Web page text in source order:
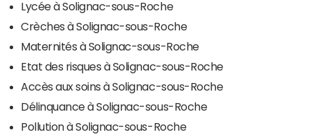
Lycée à Solignac-sous-Roche
Crèches à Solignac-sous-Roche
Maternités à Solignac-sous-Roche
Etat des risques à Solignac-sous-Roche
Accès aux soins à Solignac-sous-Roche
Délinquance à Solignac-sous-Roche
Pollution à Solignac-sous-Roche